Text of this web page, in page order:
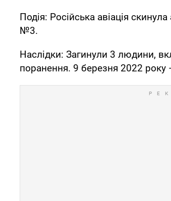
Подія: Російська авіація
№3.
Наслідки: Загинули 3 людини,
поранення. 9 березня 2022 року